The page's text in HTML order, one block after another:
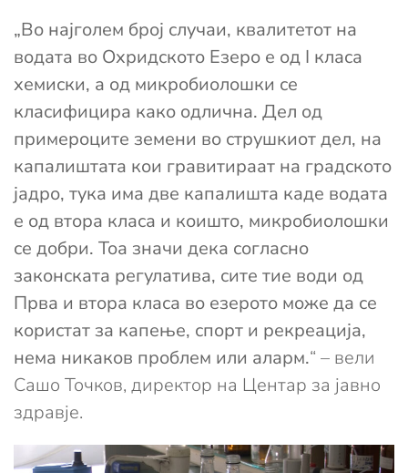
„Во најголем број случаи, квалитетот на
водата во Охридското Езеро е од I класа
хемиски, а од микробиолошки се
класифицира како одлична. Дел од
примероците земени во струшкиот дел, на
капалиштата кои гравитираат на градското
јадро, тука има две капалишта каде водата
е од втора класа и коишто, микробиолошки
се добри. Тоа значи дека согласно
законската регулатива, сите тие води од
Прва и втора класа во езерото може да се
користат за капење, спорт и рекреација,
нема никаков проблем или аларм.“ – вели
Сашо Точков, директор на Центар за јавно
здравје.